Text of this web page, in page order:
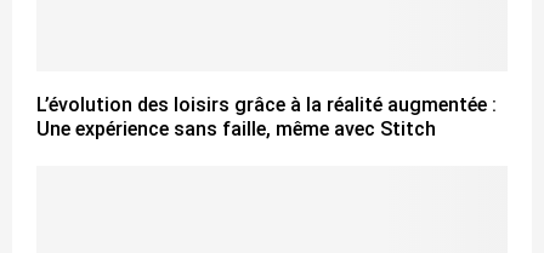
L’évolution des loisirs grâce à la réalité augmentée :
Une expérience sans faille, même avec Stitch